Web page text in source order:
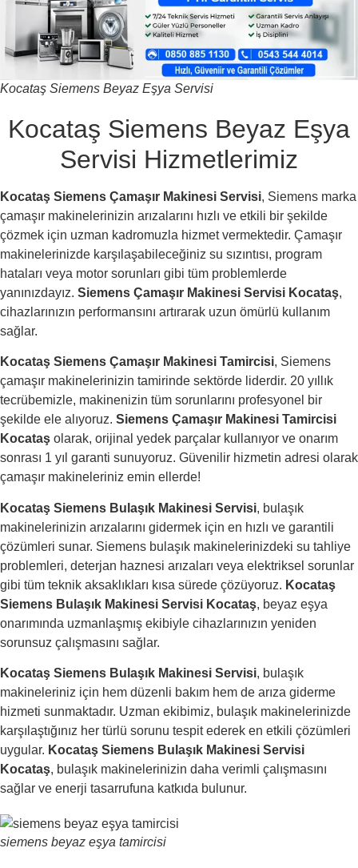
Kocataş Siemens Beyaz Eşya Servisi
Kocataş Siemens Beyaz Eşya
Servisi Hizmetlerimiz
Kocataş Siemens Çamaşır Makinesi Servisi, Siemens marka
çamaşır makinelerinizin arızalarını hızlı ve etkili bir şekilde
çözmek için uzman kadromuzla hizmet vermektedir. Çamaşır
makinelerinizde karşılaşabileceğiniz su sızıntısı, program
hataları veya motor sorunları gibi tüm problemlerde
yanınızdayız. Siemens Çamaşır Makinesi Servisi Kocataş,
cihazlarınızın performansını artırarak uzun ömürlü kullanım
sağlar.
Kocataş Siemens Çamaşır Makinesi Tamircisi, Siemens
çamaşır makinelerinizin tamirinde sektörde liderdir. 20 yıllık
tecrübemizle, makinenizin tüm sorunlarını profesyonel bir
şekilde ele alıyoruz. Siemens Çamaşır Makinesi Tamircisi
Kocataş olarak, orijinal yedek parçalar kullanıyor ve onarım
sonrası 1 yıl garanti sunuyoruz. Güvenilir hizmetin adresi olarak
çamaşır makineleriniz emin ellerde!
Kocataş Siemens Bulaşık Makinesi Servisi, bulaşık
makinelerinizin arızalarını gidermek için en hızlı ve garantili
çözümleri sunar. Siemens bulaşık makinelerinizdeki su tahliye
problemleri, deterjan haznesi arızaları veya elektriksel sorunlar
gibi tüm teknik aksaklıkları kısa sürede çözüyoruz. Kocataş
Siemens Bulaşık Makinesi Servisi Kocataş, beyaz eşya
onarımında uzmanlaşmış ekibiyle cihazlarınızın yeniden
sorunsuz çalışmasını sağlar.
Kocataş Siemens Bulaşık Makinesi Servisi, bulaşık
makineleriniz için hem düzenli bakım hem de arıza giderme
hizmeti sunmaktadır. Uzman ekibimiz, bulaşık makinelerinizde
karşılaştığınız her türlü sorunu tespit ederek en etkili çözümleri
uygular. Kocataş Siemens Bulaşık Makinesi Servisi
Kocataş, bulaşık makinelerinizin daha verimli çalışmasını
sağlar ve enerji tasarrufuna katkıda bulunur.
siemens beyaz eşya tamircisi